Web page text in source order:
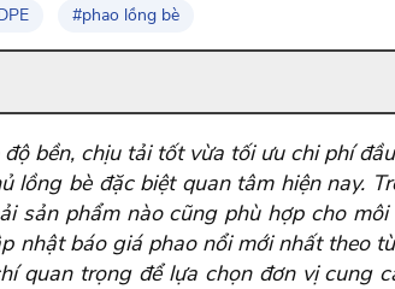
#phao lồng bè
bền, chịu tải tốt vừa tối ưu chi phí
lồng bè đặc biệt quan tâm hiện nay.
sản phẩm nào cũng phù hợp cho
nhật báo giá phao nổi mới nhất theo
quan trọng để lựa chọn đơn vị